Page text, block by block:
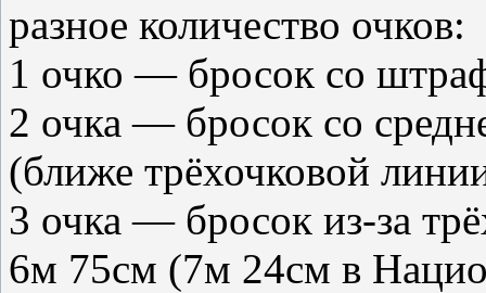
разное количество очков:
1 очко — бросок со
2 очка — бросок со
(ближе трёхочковой
3 очка — бросок из-за
6м 75см (7м 24см в